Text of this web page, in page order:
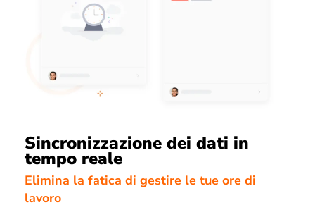
Sincronizzazione dei dati in
tempo reale
Elimina la fatica di gestire le tue ore di
lavoro